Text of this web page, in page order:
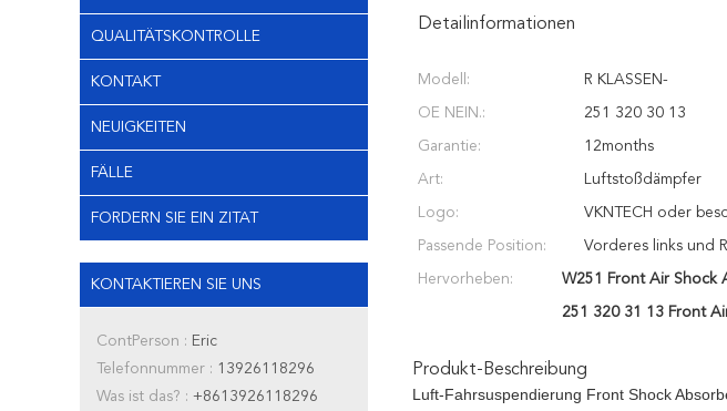
QUALITÄTSKONTROLLE
KONTAKT
NEUIGKEITEN
FÄLLE
FORDERN SIE EIN ZITAT
KONTAKTIEREN SIE UNS
ContPerson : Eric
Telefonnummer : 13926118296
Was ist das? : +8613926118296
Detailinformationen
Modell: R KLASSEN-
OE NEIN.: 251 320 30 13
Garantie: 12months
Art: Luftstoßdämpfer
Logo: VKNTECH oder
Passende Position: Vorderes links und
Hervorheben: W251 Front Air Shock
251 320 31 13 Front
Produkt-Beschreibung
Luft-Fahrsuspendierung Front Shock